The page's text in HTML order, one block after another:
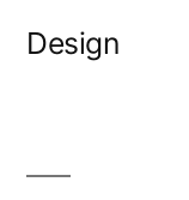
Design